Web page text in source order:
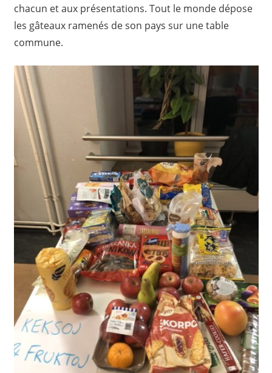
chacun et aux présentations. Tout le monde dépose
les gâteaux ramenés de son pays sur une table
commune.